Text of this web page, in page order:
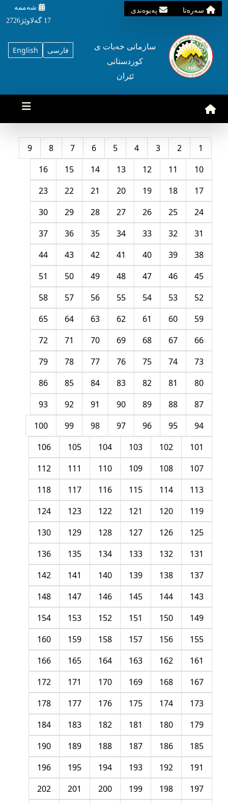
سه‌ره‌تا په‌یوه‌ندی
شه‌ممه‌
17 گه‌لاوێژ2726
English فارسی
سازمانی خه‌بات ی
کوردستانی
ئێران
1
2
3
4
5
6
7
8
9
10
11
12
13
14
15
16
17
18
19
20
21
22
23
24
25
26
27
28
29
30
31
32
33
34
35
36
37
38
39
40
41
42
43
44
45
46
47
48
49
50
51
52
53
54
55
56
57
58
59
60
61
62
63
64
65
66
67
68
69
70
71
72
73
74
75
76
77
78
79
80
81
82
83
84
85
86
87
88
89
90
91
92
93
94
95
96
97
98
99
100
101
102
103
104
105
106
107
108
109
110
111
112
113
114
115
116
117
118
119
120
121
122
123
124
125
126
127
128
129
130
131
132
133
134
135
136
137
138
139
140
141
142
143
144
145
146
147
148
149
150
151
152
153
154
155
156
157
158
159
160
161
162
163
164
165
166
167
168
169
170
171
172
173
174
175
176
177
178
179
180
181
182
183
184
185
186
187
188
189
190
191
192
193
194
195
196
197
198
199
200
201
202